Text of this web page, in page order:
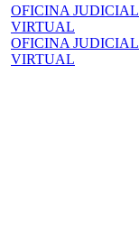
OFICINA JUDICIAL
VIRTUAL
OFICINA JUDICIAL
VIRTUAL